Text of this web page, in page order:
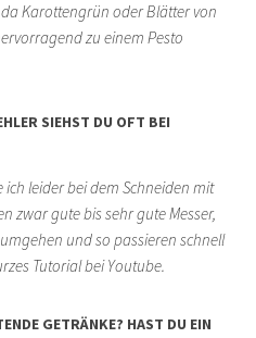
Karottengrün oder Blätter von
zu einem Pesto
SIEHST DU OFT BEI
ich leider bei dem Schneiden mit
zwar gute bis sehr gute Messer,
und so passieren schnell
Tutorial bei Youtube.
GETRÄNKE? HAST DU EIN